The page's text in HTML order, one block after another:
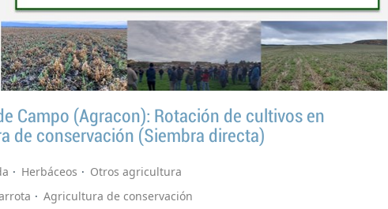
Campo (Agracon): Rotación de cultivos en
de conservación (Siembra directa)
Herbáceos
Otros agricultura
Agricultura de conservación